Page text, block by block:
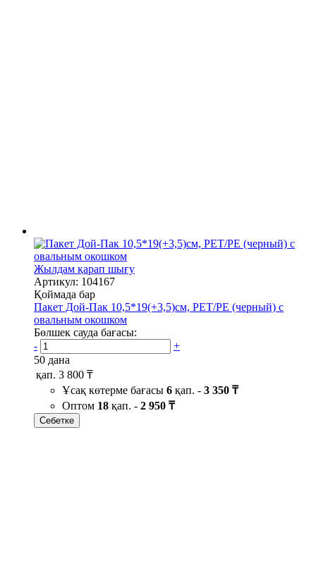
Жылдам қарап шығу
Артикул: 104167
Қоймада бар
Пакет Дой-Пак 10,5*19(+3,5)см, PET/PE (черный) с
овальным окошком
Бөлшек сауда бағасы:
-
+
50 дана
қап. 3 800 ₸
Ұсақ көтерме бағасы 6 қап. - 3 350 ₸
Оптом 18 қап. - 2 950 ₸
Себетке